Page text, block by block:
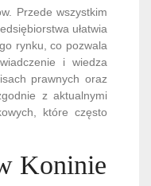
Przede wszystkim
ułatwia
rynku, co pozwala
i wiedza
prawnych oraz
z aktualnymi
które często
Koninie